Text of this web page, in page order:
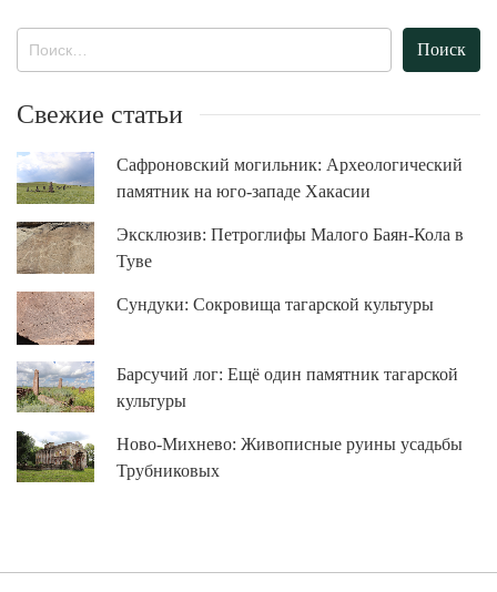
Свежие статьи
Сафроновский могильник: Археологический
памятник на юго-западе Хакасии
Эксклюзив: Петроглифы Малого Баян-Кола в
Туве
Сундуки: Сокровища тагарской культуры
Барсучий лог: Ещё один памятник тагарской
культуры
Ново-Михнево: Живописные руины усадьбы
Трубниковых